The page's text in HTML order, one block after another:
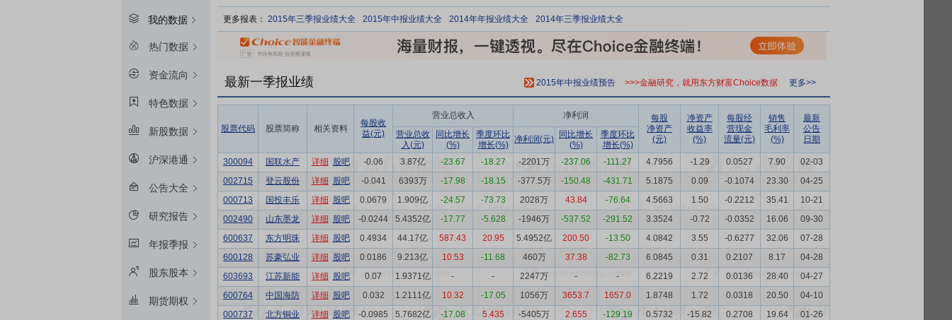
我的数据
热门数据
资金流向
特色数据
新股数据
沪深港通
公告大全
研究报告
年报季报
股东股本
期货期权
更多报表： 2015年三季报业绩大全 2015年中报业绩大全 2014年年报业绩大全 2014年三季报业绩大全
最新一季报业绩 2015年中报业绩预告 >>>金融研究，就用东方财富Choice数据 更多>>
股票代码 股票简称 相关资料
每股收
益(元)
营业总收入 净利润
每股
净资产
(元)
净资产
收益率
(%)
每股经
营现金
流量(元)
销售
毛利率
(%)
最新
公告
日期
营业总收
入(元)
同比增长
(%)
季度环比
增长(%)
净利润(元)
同比增长
(%)
季度环比
增长(%)
300094
国联水产 详细 股吧 -0.06 3.87亿 -23.67 -18.27 -2201万 -237.06 -111.27 4.7956 -1.29 0.0527 7.90
02-03
002715
登云股份 详细 股吧 -0.041 6393万 -17.98 -18.15 -377.5万 -150.48 -431.71 5.1875 0.09 -0.1074 23.30
04-25
000713
国投丰乐 详细 股吧 0.0679 1.909亿 -24.57 -73.73 2028万 43.84 -76.64 4.5663 1.50 -0.2212 35.41
10-21
002490
山东墨龙 详细 股吧 -0.0244 5.4352亿 -17.77 -5.628 -1946万 -537.52 -291.52 3.3524 -0.72 -0.0352 16.06
09-30
600637
东方明珠 详细 股吧 0.4934 44.17亿 587.43 20.95 5.4952亿 200.50 -13.50 4.0842 3.55 -0.6277 32.06
07-28
600128
苏豪弘业 详细 股吧 0.0186 9.213亿 10.53 -11.68 460万 37.38 -82.73 6.0845 0.31 0.2107 8.17
04-28
603693
江苏新能 详细 股吧 0.07 1.9371亿 - - 2247万 - - 6.2219 2.72 0.0136 28.40
04-27
600764
中国海防 详细 股吧 0.032 1.2111亿 10.32 -17.05 1056万 3653.7 1657.0 1.8748 1.72 0.0318 20.50
04-10
000737
北方铜业 详细 股吧 -0.0985 5.7682亿 -17.08 5.435 -5405万 2.655 -129.19 0.5732 -15.82 0.2708 19.64
01-26